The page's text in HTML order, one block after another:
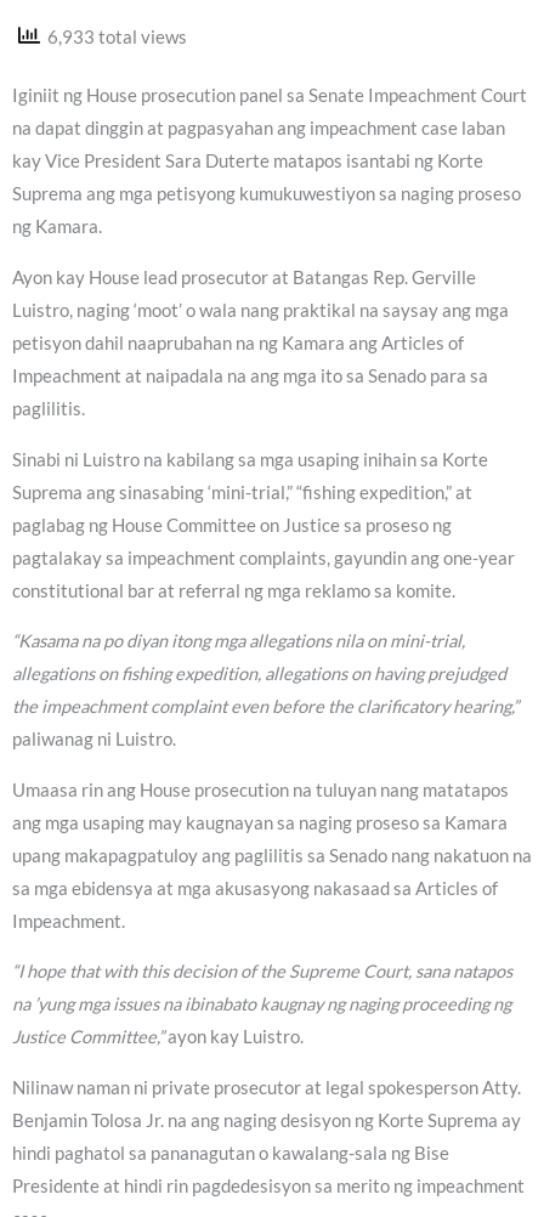
6,933 total views
Iginiit ng House prosecution panel sa Senate Impeachment Court
na dapat dinggin at pagpasyahan ang impeachment case laban
kay Vice President Sara Duterte matapos isantabi ng Korte
Suprema ang mga petisyong kumukuwestiyon sa naging proseso
ng Kamara.
Ayon kay House lead prosecutor at Batangas Rep. Gerville
Luistro, naging ‘moot’ o wala nang praktikal na saysay ang mga
petisyon dahil naaprubahan na ng Kamara ang Articles of
Impeachment at naipadala na ang mga ito sa Senado para sa
paglilitis.
Sinabi ni Luistro na kabilang sa mga usaping inihain sa Korte
Suprema ang sinasabing ‘mini-trial,” “fishing expedition,” at
paglabag ng House Committee on Justice sa proseso ng
pagtalakay sa impeachment complaints, gayundin ang one-year
constitutional bar at referral ng mga reklamo sa komite.
“Kasama na po diyan itong mga allegations nila on mini-trial,
allegations on fishing expedition, allegations on having prejudged
the impeachment complaint even before the clarificatory hearing,”
paliwanag ni Luistro.
Umaasa rin ang House prosecution na tuluyan nang matatapos
ang mga usaping may kaugnayan sa naging proseso sa Kamara
upang makapagpatuloy ang paglilitis sa Senado nang nakatuon na
sa mga ebidensya at mga akusasyong nakasaad sa Articles of
Impeachment.
“I hope that with this decision of the Supreme Court, sana natapos
na ’yung mga issues na ibinabato kaugnay ng naging proceeding ng
Justice Committee,”ayon kay Luistro.
Nilinaw naman ni private prosecutor at legal spokesperson Atty.
Benjamin Tolosa Jr. na ang naging desisyon ng Korte Suprema ay
hindi paghatol sa pananagutan o kawalang-sala ng Bise
Presidente at hindi rin pagdedesisyon sa merito ng impeachment